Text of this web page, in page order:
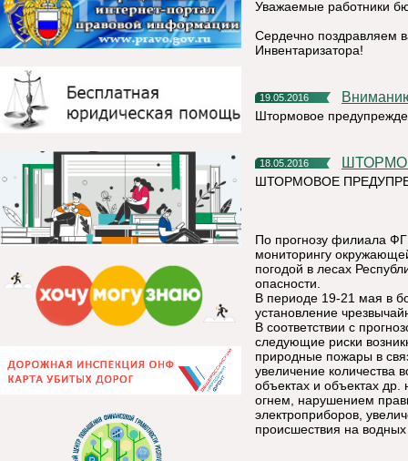
Уважаемые работники
Сердечно поздравляем
Инвентаризатора!
19.05.2016
Штормовое
18.05.2016
ШТОРМОВОЕ
По прогнозу филиала
мониторингу
погодой в лесах
опасности.
В периоде 19-21 мая в
установление
В соответствии с
следующие риски
природные пожары в
увеличение количества
объектах и объектах
огнем, нарушением
электроприборов,
происшествия на